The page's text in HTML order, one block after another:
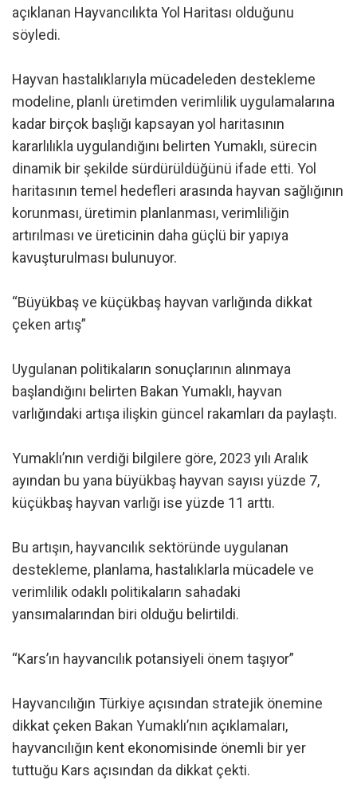
açıklanan Hayvancılıkta Yol Haritası olduğunu
söyledi.
Hayvan hastalıklarıyla mücadeleden destekleme
modeline, planlı üretimden verimlilik uygulamalarına
kadar birçok başlığı kapsayan yol haritasının
kararlılıkla uygulandığını belirten Yumaklı, sürecin
dinamik bir şekilde sürdürüldüğünü ifade etti. Yol
haritasının temel hedefleri arasında hayvan sağlığının
korunması, üretimin planlanması, verimliliğin
artırılması ve üreticinin daha güçlü bir yapıya
kavuşturulması bulunuyor.
“Büyükbaş ve küçükbaş hayvan varlığında dikkat
çeken artış”
Uygulanan politikaların sonuçlarının alınmaya
başlandığını belirten Bakan Yumaklı, hayvan
varlığındaki artışa ilişkin güncel rakamları da paylaştı.
Yumaklı’nın verdiği bilgilere göre, 2023 yılı Aralık
ayından bu yana büyükbaş hayvan sayısı yüzde 7,
küçükbaş hayvan varlığı ise yüzde 11 arttı.
Bu artışın, hayvancılık sektöründe uygulanan
destekleme, planlama, hastalıklarla mücadele ve
verimlilik odaklı politikaların sahadaki
yansımalarından biri olduğu belirtildi.
“Kars’ın hayvancılık potansiyeli önem taşıyor”
Hayvancılığın Türkiye açısından stratejik önemine
dikkat çeken Bakan Yumaklı’nın açıklamaları,
hayvancılığın kent ekonomisinde önemli bir yer
tuttuğu Kars açısından da dikkat çekti.